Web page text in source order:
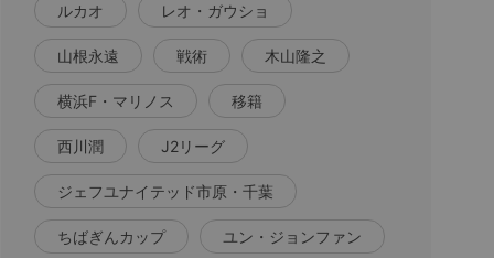
ルカオ レオ・ガウショ
山根永遠 戦術 木山隆之
横浜F・マリノス 移籍
西川潤 J2リーグ
ジェフユナイテッド市原・千葉
ちばぎんカップ ユン・ジョンファン